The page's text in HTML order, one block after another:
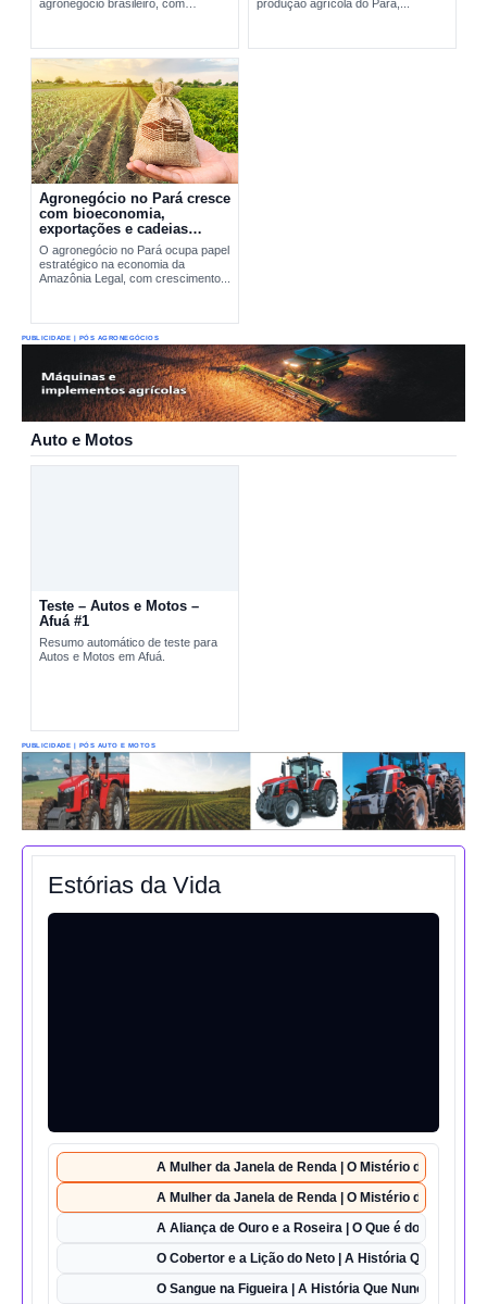
agronegócio brasileiro, com
produção agrícola do Pará,...
Agronegócio no Pará cresce
com bioeconomia,
exportações e cadeias
produtivas estratégicas
O agronegócio no Pará ocupa papel
estratégico na economia da
Amazônia Legal, com crescimento...
PUBLICIDADE | PÓS AGRONEGÓCIOS
Auto e Motos
Teste – Autos e Motos –
Afuá #1
Resumo automático de teste para
Autos e Motos em Afuá.
PUBLICIDADE | PÓS AUTO E MOTOS
Estórias da Vida
A Mulher da Janela de Renda | O Mistério da Casa 42
A Mulher da Janela de Renda | O Mistério da Casa 42
A Aliança de Ouro e a Roseira | O Que é do Amor
O Cobertor e a Lição do Neto | A História Que Vai Te
O Sangue na Figueira | A História Que Nunca Foi